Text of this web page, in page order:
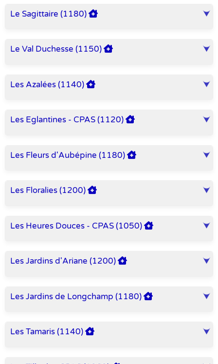
Le Sagittaire (1180)
Le Val Duchesse (1150)
Les Azalées (1140)
Les Eglantines - CPAS (1120)
Les Fleurs d'Aubépine (1180)
Les Floralies (1200)
Les Heures Douces - CPAS (1050)
Les Jardins d'Ariane (1200)
Les Jardins de Longchamp (1180)
Les Tamaris (1140)